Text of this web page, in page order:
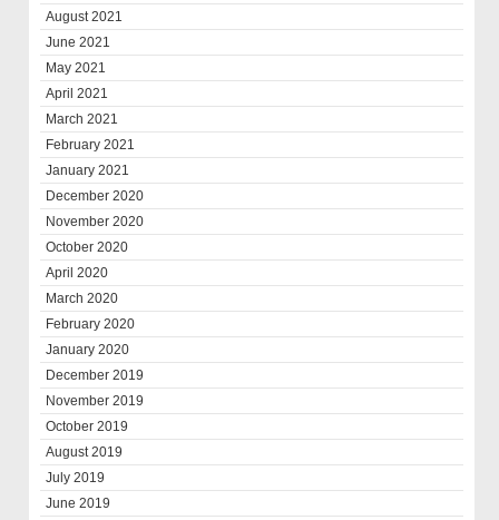
August 2021
June 2021
May 2021
April 2021
March 2021
February 2021
January 2021
December 2020
November 2020
October 2020
April 2020
March 2020
February 2020
January 2020
December 2019
November 2019
October 2019
August 2019
July 2019
June 2019